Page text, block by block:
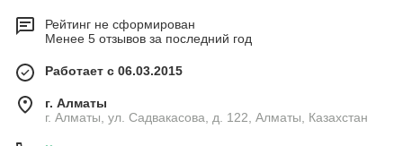
Рейтинг не сформирован
Менее 5 отзывов за последний год
Работает с 06.03.2015
г. Алматы
г. Алматы, ул. Садвакасова, д. 122, Алматы, Казахстан